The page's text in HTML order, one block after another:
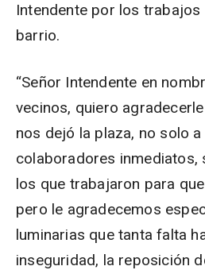
Intendente por los trabajos
barrio.
“Señor Intendente en
vecinos, quiero
nos dejó la plaza, no solo
colaboradores inmediatos,
los que trabajaron para
pero le agradecemos
luminarias que tanta falta
inseguridad, la reposición